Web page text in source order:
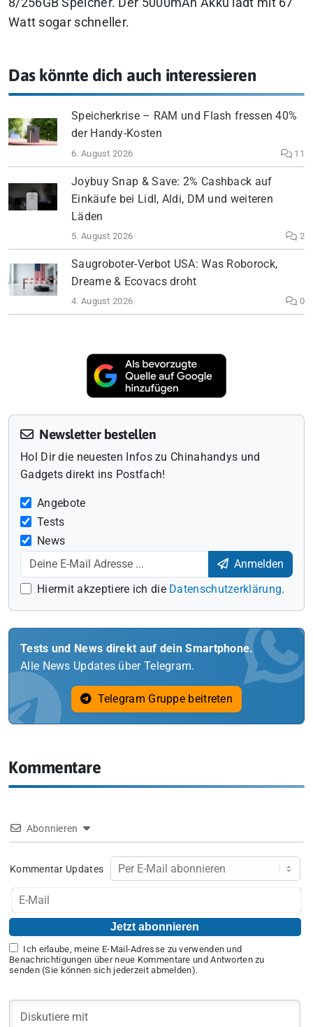
8/256GB Speicher. Der 5000mAh Akku lädt mit 67
Watt sogar schneller.
Das könnte dich auch interessieren
Speicherkrise – RAM und Flash fressen 40%
der Handy-Kosten
6. August 2026 11
Joybuy Snap & Save: 2% Cashback auf
Einkäufe bei Lidl, Aldi, DM und weiteren
Läden
5. August 2026 2
Saugroboter-Verbot USA: Was Roborock,
Dreame & Ecovacs droht
4. August 2026 0
Newsletter bestellen
Hol Dir die neuesten Infos zu Chinahandys und
Gadgets direkt ins Postfach!
Angebote
Tests
News
Anmelden
Hiermit akzeptiere ich die Datenschutzerklärung.
Tests und News direkt auf dein Smartphone.
Alle News Updates über Telegram.
Telegram Gruppe beitreten
Kommentare
Abonnieren
Kommentar Updates
Ich erlaube, meine E-Mail-Adresse zu verwenden und
Benachrichtigungen über neue Kommentare und Antworten zu
senden (Sie können sich jederzeit abmelden).